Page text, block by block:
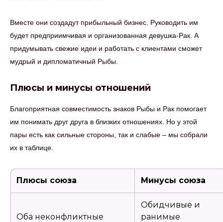
Вместе они создадут прибыльный бизнес. Руководить им
будет предприимчивая и организованная девушка-Рак. А
придумывать свежие идеи и работать с клиентами сможет
мудрый и дипломатичный Рыбы.
Плюсы и минусы отношений
Благоприятная совместимость знаков Рыбы и Рак помогает
им понимать друг друга в близких отношениях. Но у этой
пары есть как сильные стороны, так и слабые – мы собрали
их в таблице.
Плюсы союза Минусы союза
Оба неконфликтные
Обидчивые и
ранимые